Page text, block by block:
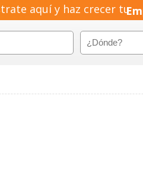
aquí y haz crecer tu